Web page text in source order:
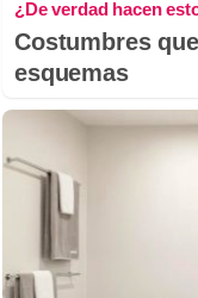
¿De verdad hacen
Costumbres
esquemas